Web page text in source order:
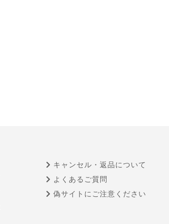
キャンセル・返品について
よくあるご質問
偽サイトにご注意ください